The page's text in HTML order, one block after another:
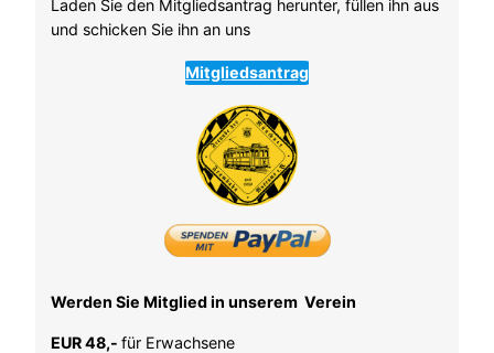
Laden Sie den Mitgliedsantrag herunter, füllen ihn aus
und schicken Sie ihn an uns
Mitgliedsantrag
Werden Sie Mitglied in unserem Verein
EUR 48,- für Erwachsene